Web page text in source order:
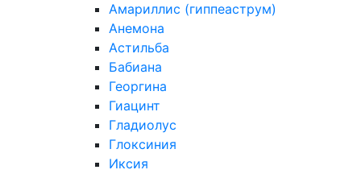
Амариллис (гиппеаструм)
Анемона
Астильба
Бабиана
Георгина
Гиацинт
Гладиолус
Глоксиния
Иксия